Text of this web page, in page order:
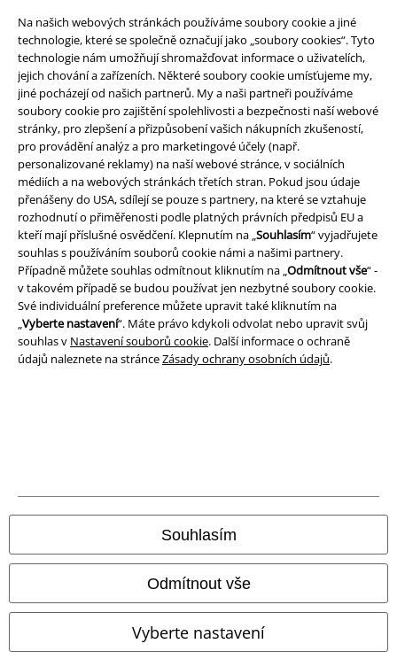
Na našich webových stránkách používáme soubory cookie a jiné
technologie, které se společně označují jako „soubory cookies“. Tyto
technologie nám umožňují shromažďovat informace o uživatelích,
jejich chování a zařízeních. Některé soubory cookie umísťujeme my,
jiné pocházejí od našich partnerů. My a naši partneři používáme
soubory cookie pro zajištění spolehlivosti a bezpečnosti naší webové
stránky, pro zlepšení a přizpůsobení vašich nákupních zkušeností,
pro provádění analýz a pro marketingové účely (např.
personalizované reklamy) na naší webové stránce, v sociálních
médiích a na webových stránkách třetích stran. Pokud jsou údaje
přenášeny do USA, sdílejí se pouze s partnery, na které se vztahuje
rozhodnutí o přiměřenosti podle platných právních předpisů EU a
kteří mají příslušné osvědčení. Klepnutím na „Souhlasím“ vyjadřujete
souhlas s používáním souborů cookie námi a našimi partnery.
Případně můžete souhlas odmítnout kliknutím na „Odmítnout vše“ -
v takovém případě se budou používat jen nezbytné soubory cookie.
Své individuální preference můžete upravit také kliknutím na
„Vyberte nastavení“. Máte právo kdykoli odvolat nebo upravit svůj
souhlas v Nastavení souborů cookie. Další informace o ochraně
údajů naleznete na stránceZásady ochrany osobních údajů.
Souhlasím
Odmítnout vše
Vyberte nastavení
Právní informace
Podmínky
Prohlášení
Ochrana osobních údajů
Likvidace odpadu a ochrana životního prostředí
Prohlášení o shodě
Všechny ceny jsou včetně DPH, bezpoštovného a balného
© 1986-2026 EMP Merchandising
Naše online obchody